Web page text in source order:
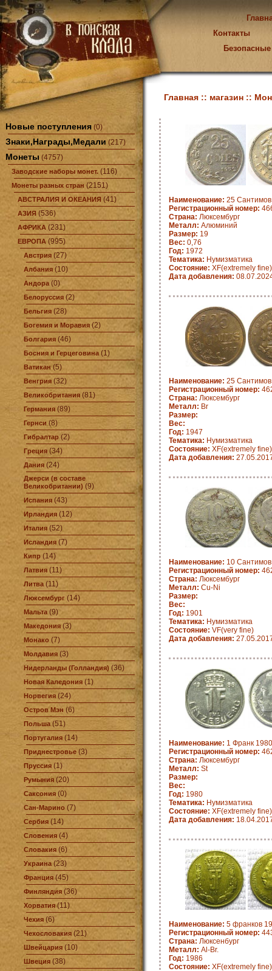
Контакты
Новые поступления (0)
Знаки,Награды,Медали (217)
Монеты (4757)
Заводские наборы монет. (116)
Монеты разных стран (2151)
АВСТРАЛИЯ И ОКЕАНИЯ (41)
АЗИЯ (536)
АФРИКА (231)
ЕВРОПА (995)
Австрия (27)
Албания (10)
Андора (0)
Белоруссия (2)
Бельгия (28)
Богемия и Моравия (2)
Болгария (46)
Босния и Герцеговина (1)
Ватикан(5)
Венгрия (32)
Великобритания (81)
Германия (89)
Гернси(8)
Гибралтар (2)
Греция (34)
Дания (24)
Джерси (в составе
Великобритании) (9)
Испания (43)
Ирландия (12)
Италия (52)
Исландия (7)
Кипр (14)
Латвия (11)
Литва(11)
Люксембург (14)
Мальта (9)
Македония (3)
Монако (7)
Молдавия (3)
Нидерланды (Голландия) (36)
Новая Каледония (1)
Норвегия (24)
Остров Мэн (6)
Польша(51)
Португалия (14)
Приднестровье (3)
Пруссия (1)
Румыния (20)
Саксония (0)
Сан-Марино (7)
Сербия (14)
Словения (4)
Словакия (6)
Украина(23)
Франция (45)
Финляндия (36)
Хорватия(11)
Чехия (6)
Чехословакия (21)
Швейцария (10)
Швеция (38)
Главная :: магазин ::
Наименование: 25 Сантимов
Регистрационный номер:
Страна: Люксембург
Металл: Алюминий
Размер: 19
Вес: 0,76
Год: 1972
Тематика: Нумизматика
Состояние: XF(extremely fine)
Дата добавления:
Наименование: 25 Сантимов
Регистрационный номер:
Страна: Люксембург
Металл: Br
Размер:
Вес:
Год: 1947
Тематика: Нумизматика
Состояние: XF(extremely fine)
Дата добавления:
Наименование: 10 Сантимов
Регистрационный номер:
Страна: Люксембург
Металл: Cu-Ni
Размер:
Вес:
Год: 1901
Тематика: Нумизматика
Состояние: VF(very fine)
Дата добавления:
Наименование: 1 Франк
Регистрационный номер:
Страна: Люксембург
Металл: St
Размер:
Вес:
Год: 1980
Тематика: Нумизматика
Состояние: XF(extremely fine)
Дата добавления:
Наименование: 5 франков
Регистрационный номер:
Страна: Люксенбург
Металл: Al-Br.
Год: 1986
Состояние: XF(extremely fine)